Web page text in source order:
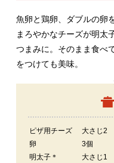
魚卵と鶏卵、ダブルの卵
まろやかなチーズが明太
つまみに。そのまま食べ
をつけても美味。
ピザ用チーズ
大さじ2
卵
3個
明太子＊
大さじ1